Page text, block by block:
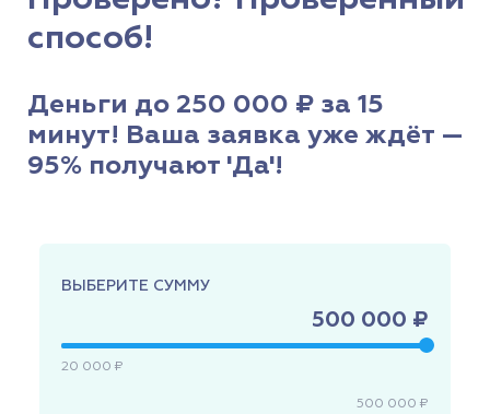
способ!
Деньги до 250 000 ₽ за 15
минут! Ваша заявка уже ждёт —
95% получают 'Да'!
ВЫБЕРИТЕ СУММУ
500 000 ₽
20 000 ₽
500 000 ₽